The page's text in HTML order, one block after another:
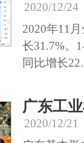
2020/12/24
2020年11
长31.7%。
同比增长
广东工
2020/12/21